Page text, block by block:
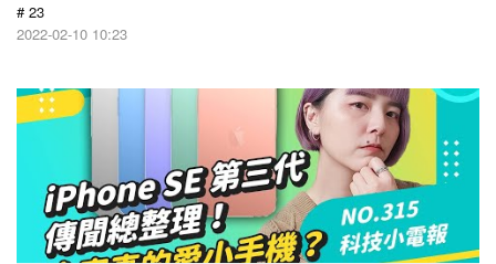
# 23
2022-02-10 10:23